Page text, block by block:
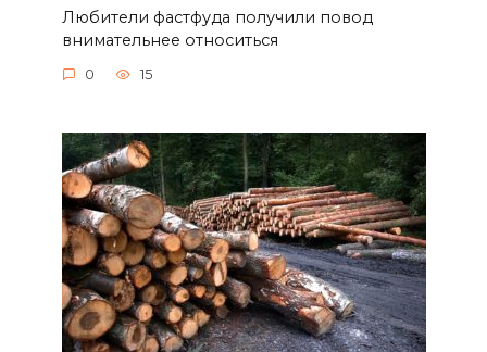
Любители фастфуда получили повод
внимательнее относиться
0 15